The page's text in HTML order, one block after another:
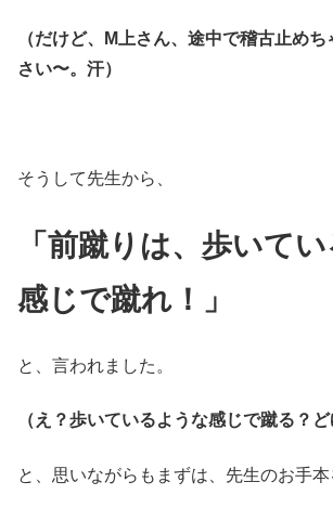
（だけど、M上さん、途中で稽古止め
さい〜。汗）
そうして先生から、
「前蹴りは、歩いて
感じで蹴れ！」
と、言われました。
（え？歩いているような感じで蹴る？ど
と、思いながらもまずは、先生のお手本